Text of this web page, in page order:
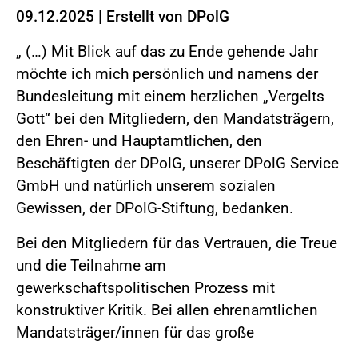
09.12.2025 | Erstellt von DPolG
„ (…) Mit Blick auf das zu Ende gehende Jahr
möchte ich mich persönlich und namens der
Bundesleitung mit einem herzlichen „Vergelts
Gott“ bei den Mitgliedern, den Mandatsträgern,
den Ehren- und Hauptamtlichen, den
Beschäftigten der DPolG, unserer DPolG Service
GmbH und natürlich unserem sozialen
Gewissen, der DPolG-Stiftung, bedanken.
Bei den Mitgliedern für das Vertrauen, die Treue
und die Teilnahme am
gewerkschaftspolitischen Prozess mit
konstruktiver Kritik. Bei allen ehrenamtlichen
Mandatsträger/innen für das große